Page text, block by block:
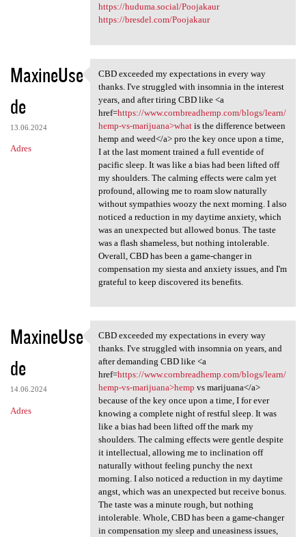
https://huduma.social/Poojakaur
https://bresdel.com/Poojakaur
MaxineUse
de
13.06.2024
Adres
CBD exceeded my expectations
CBD exceeded my expectations in every way
thanks. I've struggled with insomnia in the interest
years, and after tiring CBD like <a
href=https://www.cornbreadhemp.com/blogs/learn/
hemp-vs-marijuana>whatis the difference between
hemp and weed</a> pro the key once upon a time,
I at the last moment trained a full eventide of
pacific sleep. It was like a bias had been lifted off
my shoulders. The calming effects were calm yet
profound, allowing me to roam slow naturally
without sympathies woozy the next morning. I also
noticed a reduction in my daytime anxiety, which
was an unexpected but allowed bonus. The taste
was a flash shameless, but nothing intolerable.
Overall, CBD has been a game-changer in
compensation my siesta and anxiety issues, and I'm
grateful to keep discovered its benefits.
MaxineUse
de
14.06.2024
Adres
CBD exceeded my expectations
CBD exceeded my expectations in every way
thanks. I've struggled with insomnia on years, and
after demanding CBD like <a
href=https://www.cornbreadhemp.com/blogs/learn/
hemp-vs-marijuana>hemp vs marijuana</a>
because of the key once upon a time, I for ever
knowing a complete night of restful sleep. It was
like a bias had been lifted off the mark my
shoulders. The calming effects were gentle despite
it intellectual, allowing me to inclination off
naturally without feeling punchy the next
morning. I also noticed a reduction in my daytime
angst, which was an unexpected but receive bonus.
The taste was a minute rough, but nothing
intolerable. Whole, CBD has been a game-changer
in compensation my sleep and uneasiness issues,